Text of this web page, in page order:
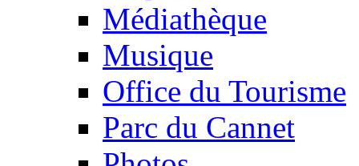
Médiathèque
Musique
Office du Tourisme
Parc du Cannet